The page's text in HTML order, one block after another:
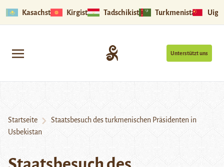
Kasachstan Kirgistan Tadschikistan Turkmenistan
Unterstützt uns
Startseite
Staatsbesuch des turkmenischen Präsidenten in
Usbekistan